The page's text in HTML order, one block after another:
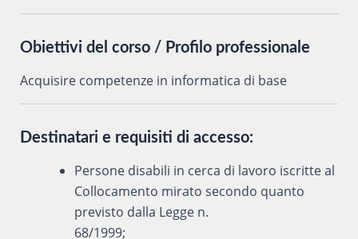
Obiettivi del corso / Profilo professionale
Acquisire competenze in informatica di base
Destinatari e requisiti di accesso:
Persone disabili in cerca di lavoro iscritte al
Collocamento mirato secondo quanto
previsto dalla Legge n.
68/1999;